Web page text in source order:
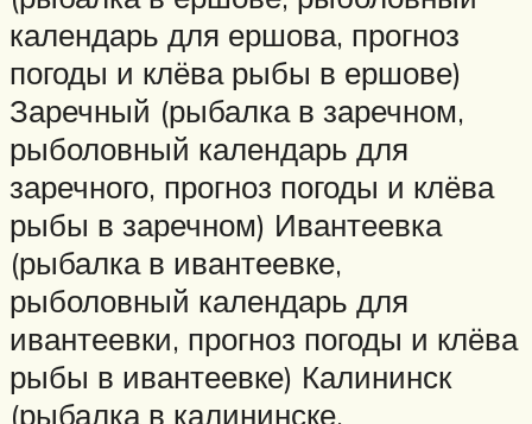
календарь для ершова, прогноз
погоды и клёва рыбы в ершове)
Заречный (рыбалка в заречном,
рыболовный календарь для
заречного, прогноз погоды и клёва
рыбы в заречном) Ивантеевка
(рыбалка в ивантеевке,
рыболовный календарь для
ивантеевки, прогноз погоды и клёва
рыбы в ивантеевке) Калининск
(рыбалка в калининске,